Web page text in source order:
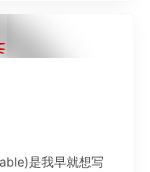
是我早就想写